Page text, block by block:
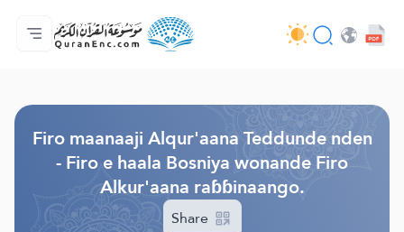
Jaɓɓorgo
Loowdi firooji ɗi
Audio
Golleeji topayɓe ( heyɗintinooɓe) ɓen - API
Fii eɓɓoore nde
Humpo'ndir e amen
Ɗemngal
Firo maanaaji Alqur'aana Teddunde nden
- Firo e haala Bosniya wonande Firo
Alkur'aana raɓɓinaango.
Share